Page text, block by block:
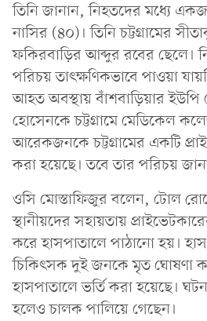
তিনি জানান, নিহতদের মধ্যে
নাসির (৪০)। তিনি চট্টগ্রামের
ফকিরবাড়ির আব্দুর রবের
পরিচয় তাৎক্ষণিকভাবে পাওয়া
আহত অবস্থায় বাঁশবাড়িয়ার ইউপি
হোসেনকে চট্টগ্রামে মেডিকেল
আরেকজনকে চট্টগ্রামের একটি
করা হয়েছে। তবে তার পরিচয়
ওসি মোস্তাফিজুর বলেন, টোল
স্থানীয়দের সহায়তায়
করে হাসপাতালে পাঠানো হয়।
চিকিৎসক দুই জনকে মৃত ঘোষণা
হাসপাতালে ভর্তি করা হয়েছে।
হলেও চালক পালিয়ে গেছেন।